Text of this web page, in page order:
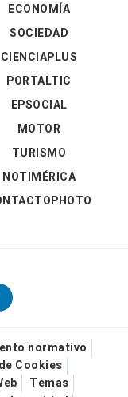
ECONOMÍA
SOCIEDAD
CIENCIAPLUS
PORTALTIC
EPSOCIAL
MOTOR
TURISMO
NOTIMÉRICA
normativo
Cookies
Temas